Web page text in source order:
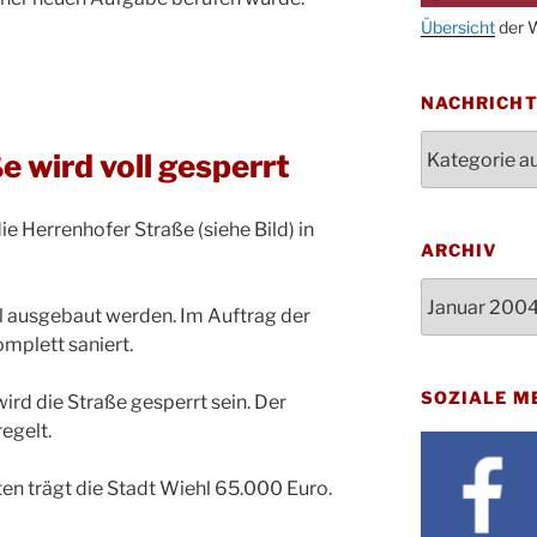
wird voll gesperrt
Herrenhofer Straße (siehe Bild) in
ausgebaut werden. Im Auftrag der
saniert.
die Straße gesperrt sein. Der
trägt die Stadt Wiehl 65.000 Euro.
11.10.
29.10.
31.10.
12.11.
15.11.
21.11.
10-12
Übersichtder
ARCHIV
SOZIALE